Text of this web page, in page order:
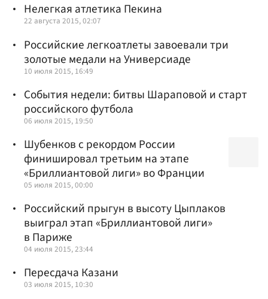
Нелегкая атлетика Пекина
22 августа 2015, 02:07
Российские легкоатлеты завоевали три
золотые медали на Универсиаде
10 июля 2015, 16:49
События недели: битвы Шараповой и старт
российского футбола
06 июля 2015, 19:50
Шубенков с рекордом России
финишировал третьим на этапе
«Бриллиантовой лиги» во Франции
05 июля 2015, 00:00
Российский прыгун в высоту Цыплаков
выиграл этап «Бриллиантовой лиги»
в Париже
04 июля 2015, 23:44
Пересдача Казани
03 июля 2015, 10:30